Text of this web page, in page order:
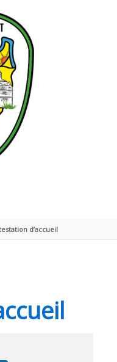
d’accueil